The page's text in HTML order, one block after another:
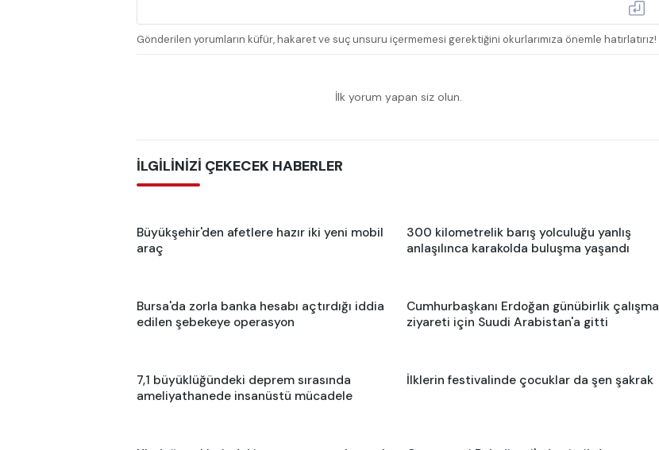
Gönderilen yorumların küfür, hakaret ve suç unsuru içermemesi gerektiğini okurlarımıza önemle hatırlatırız!
İlk yorum yapan siz olun.
İLGİLİNİZİ ÇEKECEK HABERLER
Büyükşehir'den afetlere hazır iki yeni mobil
araç
300 kilometrelik barış yolculuğu yanlış
anlaşılınca karakolda buluşma yaşandı
Bursa'da zorla banka hesabı açtırdığı iddia
edilen şebekeye operasyon
Cumhurbaşkanı Erdoğan günübirlik çalışma
ziyareti için Suudi Arabistan'a gitti
7,1 büyüklüğündeki deprem sırasında
ameliyathanede insanüstü mücadele
İlklerin festivalinde çocuklar da şen şakrak